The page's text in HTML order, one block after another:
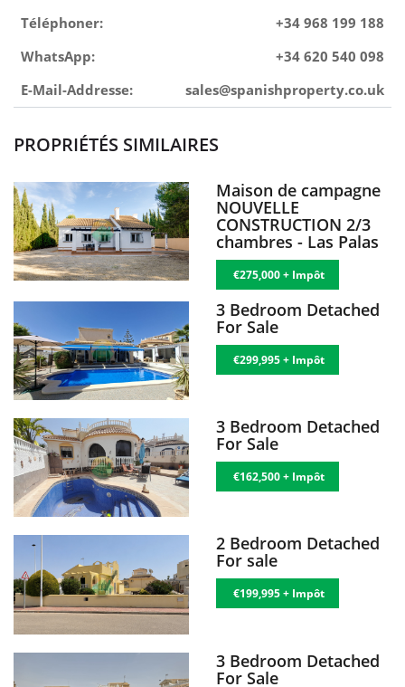
Téléphoner:
+34 968 199 188
WhatsApp:
+34 620 540 098
E-Mail-Addresse:
sales@spanishproperty.co.uk
PROPRIÉTÉS SIMILAIRES
Maison de campagne
NOUVELLE
CONSTRUCTION 2/3
chambres - Las Palas
€275,000 + Impôt
3 Bedroom Detached
For Sale
€299,995 + Impôt
3 Bedroom Detached
For Sale
€162,500 + Impôt
2 Bedroom Detached
For sale
€199,995 + Impôt
3 Bedroom Detached
For Sale